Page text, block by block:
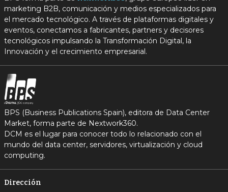
marketing B2B, comunicación y medios especializados para
el mercado tecnológico. A través de plataformas digitales y
eventos, conectamos a fabricantes, partners y decisores
tecnológicos impulsando la Transformación Digital, la
Innovación y el crecimiento empresarial.
BPS (Business Publications Spain), editora de Data Center
Market, forma parte de Nextwork360.
DCM es el lugar para conocer todo lo relacionado con el
mundo del data center, servidores, virtualización y cloud
computing.
Dirección